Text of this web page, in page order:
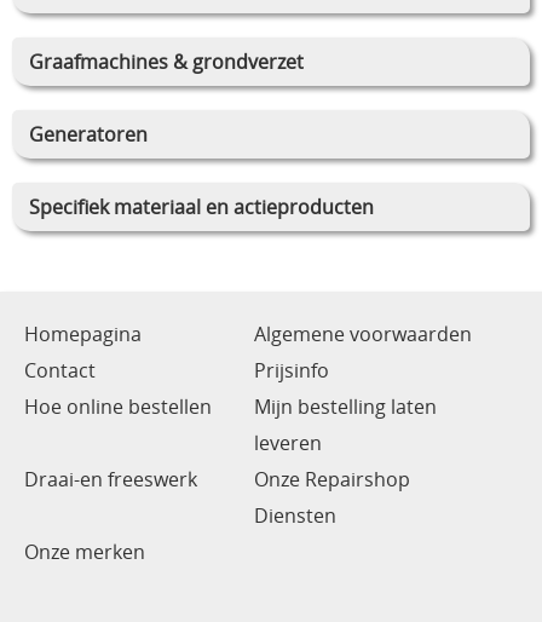
Graafmachines & grondverzet
Generatoren
Specifiek materiaal en actieproducten
Homepagina
Algemene voorwaarden
Contact
Prijsinfo
Hoe online bestellen
Mijn bestelling laten
leveren
Draai-en freeswerk
Onze Repairshop
Diensten
Onze merken